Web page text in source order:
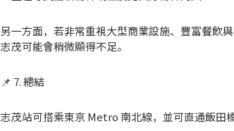
另一方面，若非常重視大型商業設施、豐富餐飲
志茂可能會稍微顯得不足。
📌 7. 總結
志茂站可搭乘東京 Metro 南北線，並可直通飯田